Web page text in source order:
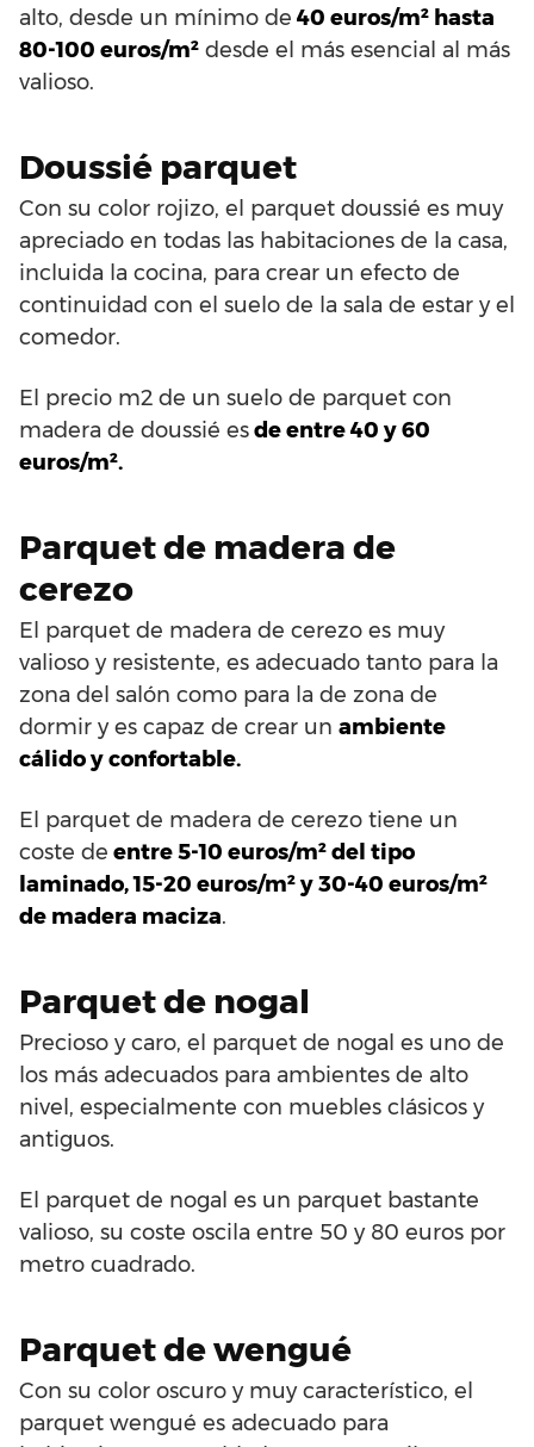
alto, desde un mínimo de 40 euros/m² hasta
80-100 euros/m² desde el más esencial al más
valioso.
Doussié parquet
Con su color rojizo, el parquet doussié es muy
apreciado en todas las habitaciones de la casa,
incluida la cocina, para crear un efecto de
continuidad con el suelo de la sala de estar y el
comedor.
El precio m2 de un suelo de parquet con
madera de doussié esde entre 40 y 60
euros/m².
Parquet de madera de
cerezo
El parquet de madera de cerezo es muy
valioso y resistente, es adecuado tanto para la
zona del salón como para la de zona de
dormir y es capaz de crear un ambiente
cálido y confortable.
El parquet de madera de cerezo tiene un
coste de entre 5-10 euros/m² del tipo
laminado, 15-20 euros/m² y 30-40 euros/m²
de madera maciza.
Parquet de nogal
Precioso y caro, el parquet de nogal es uno de
los más adecuados para ambientes de alto
nivel, especialmente con muebles clásicos y
antiguos.
El parquet de nogal es un parquet bastante
valioso, su coste oscila entre 50 y 80 euros por
metro cuadrado.
Parquet de wengué
Con su color oscuro y muy característico, el
parquet wengué es adecuado para